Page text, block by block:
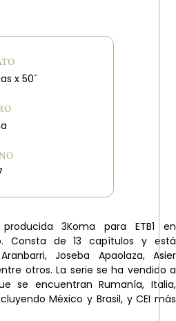
x 50´
3Koma para ETB1 en
Consta de 13 capítulos y está
Joseba Apaolaza, Asier
otros. La serie se ha vendido a
se encuentran Rumanía, Italia,
México y Brasil, y CEI más